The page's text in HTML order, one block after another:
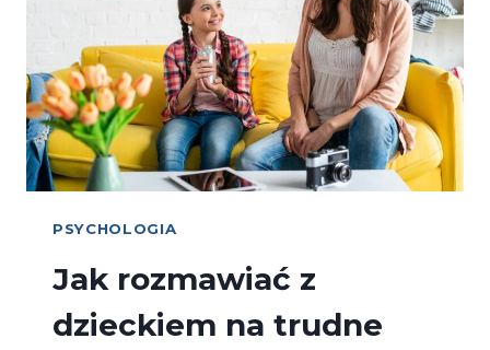
PSYCHOLOGIA
Jak rozmawiać z
dzieckiem na trudne